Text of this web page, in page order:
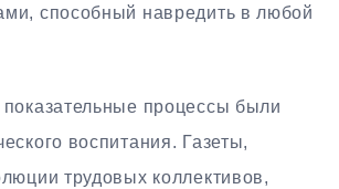
способный навредить в любой
процессы были
воспитания. Газеты,
трудовых коллективов,